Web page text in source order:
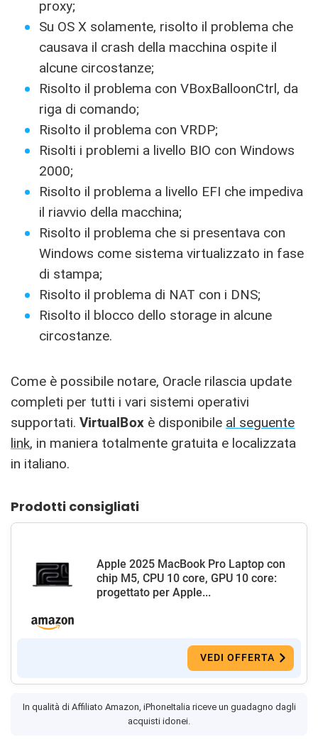
proxy;
Su OS X solamente, risolto il problema che
causava il crash della macchina ospite il
alcune circostanze;
Risolto il problema con VBoxBalloonCtrl, da
riga di comando;
Risolto il problema con VRDP;
Risolti i problemi a livello BIO con Windows
2000;
Risolto il problema a livello EFI che impediva
il riavvio della macchina;
Risolto il problema che si presentava con
Windows come sistema virtualizzato in fase
di stampa;
Risolto il problema di NAT con i DNS;
Risolto il blocco dello storage in alcune
circostanze.
Come è possibile notare, Oracle rilascia update
completi per tutti i vari sistemi operativi
supportati. VirtualBox è disponibile al seguente
link, in maniera totalmente gratuita e localizzata
in italiano.
Prodotti consigliati
Apple 2025 MacBook Pro Laptop con
chip M5, CPU 10 core, GPU 10 core:
progettato per Apple...
VEDI OFFERTA
In qualità di Affiliato Amazon, iPhoneItalia riceve un guadagno dagli
acquisti idonei.